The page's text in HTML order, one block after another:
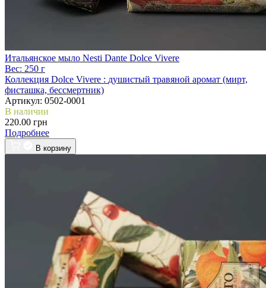
Итальянское мыло Nesti Dante Dolce Vivere
Вес: 250 г
Коллекция Dolce Vivere : душистый травяной аромат (мирт,
фисташка, бессмертник)
Артикул: 0502-0001
В наличии
220.00 грн
Подробнее
В корзину